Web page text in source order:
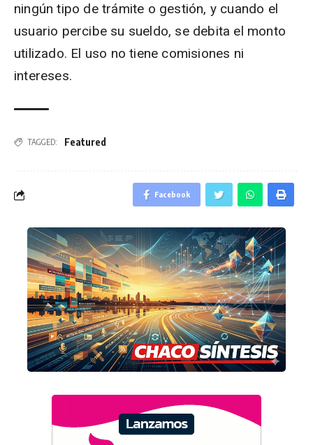
ningún tipo de trámite o gestión, y cuando el
usuario percibe su sueldo, se debita el monto
utilizado. El uso no tiene comisiones ni
intereses.
TAGGED: Featured
Facebook